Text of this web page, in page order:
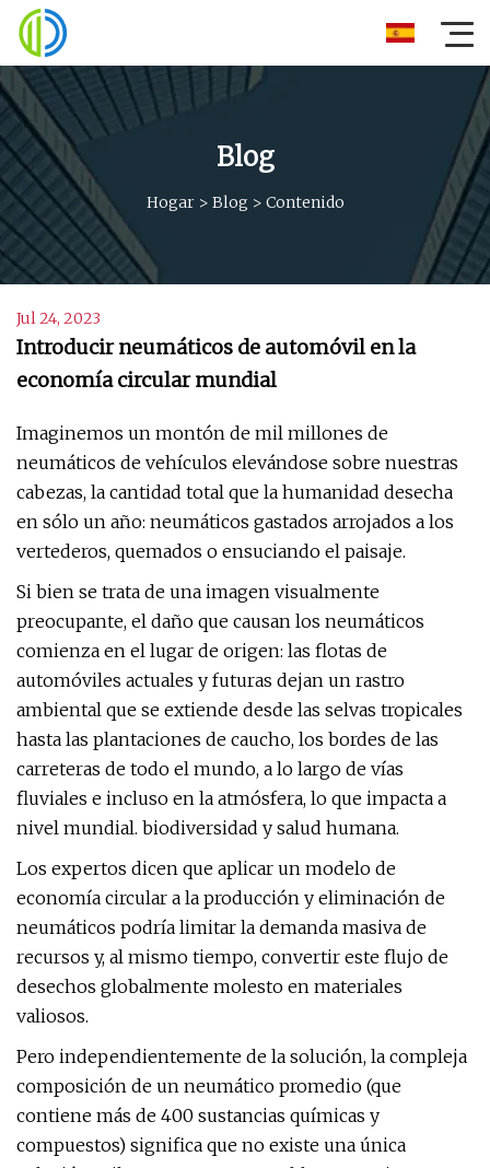
Blog
Hogar> Blog > Contenido
Jul 24, 2023
Introducir neumáticos de automóvil en la
economía circular mundial
Imaginemos un montón de mil millones de
neumáticos de vehículos elevándose sobre nuestras
cabezas, la cantidad total que la humanidad desecha
en sólo un año: neumáticos gastados arrojados a los
vertederos, quemados o ensuciando el paisaje.
Si bien se trata de una imagen visualmente
preocupante, el daño que causan los neumáticos
comienza en el lugar de origen: las flotas de
automóviles actuales y futuras dejan un rastro
ambiental que se extiende desde las selvas tropicales
hasta las plantaciones de caucho, los bordes de las
carreteras de todo el mundo, a lo largo de vías
fluviales e incluso en la atmósfera, lo que impacta a
nivel mundial. biodiversidad y salud humana.
Los expertos dicen que aplicar un modelo de
economía circular a la producción y eliminación de
neumáticos podría limitar la demanda masiva de
recursos y, al mismo tiempo, convertir este flujo de
desechos globalmente molesto en materiales
valiosos.
Pero independientemente de la solución, la compleja
composición de un neumático promedio (que
contiene más de 400 sustancias químicas y
compuestos) significa que no existe una única